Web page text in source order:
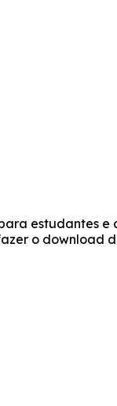
estudantes
o download